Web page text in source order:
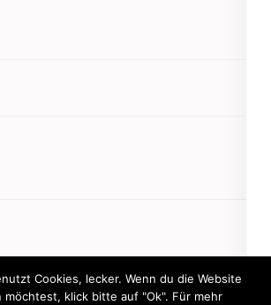
Cookies, lecker. Wenn du die Website
klick bitte auf "Ok". Für mehr